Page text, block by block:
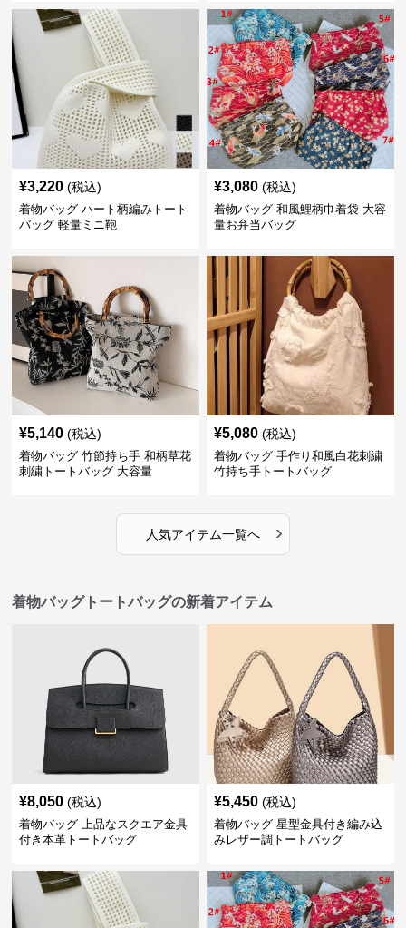
¥3,220 (税込)
着物バッグ ハート柄編みトート
バッグ 軽量ミニ鞄
¥3,080 (税込)
着物バッグ 和風鯉柄巾着袋 大容
量お弁当バッグ
¥5,140 (税込)
着物バッグ 竹節持ち手 和柄草花
刺繍トートバッグ 大容量
¥5,080 (税込)
着物バッグ 手作り和風白花刺繍
竹持ち手トートバッグ
人気アイテム一覧へ ›
着物バッグトートバッグの新着アイテム
¥8,050 (税込)
着物バッグ 上品なスクエア金具
付き本革トートバッグ
¥5,450 (税込)
着物バッグ 星型金具付き編み込
みレザー調トートバッグ